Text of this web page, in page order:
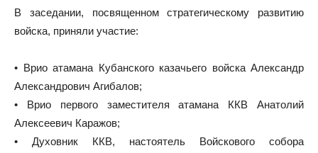
В заседании, посвященном стратегическому развитию
войска, приняли участие:
• Врио атамана Кубанского казачьего войска Александр
Александрович Агибалов;
• Врио первого заместителя атамана ККВ Анатолий
Алексеевич Каражов;
• Духовник ККВ, настоятель Войскового собора